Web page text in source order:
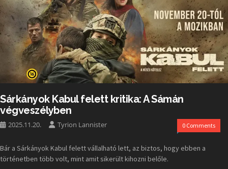
Sárkányok Kabul felett kritika: A Sámán
végveszélyben
2025.11.20. Tyrion Lannister 0 Comments
Bár a Sárkányok Kabul felett vállalható lett, az biztos, hogy ebben a
történetben több volt, mint amit sikerült kihozni belőle.